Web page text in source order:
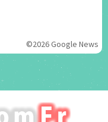
©2026 Google News